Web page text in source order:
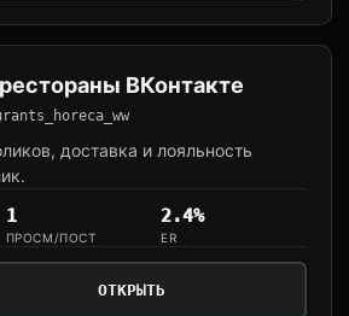
ВКонтакте
доставка и лояльность
1
ПРОСМ/ПОСТ
2.4%
ER
ОТКРЫТЬ